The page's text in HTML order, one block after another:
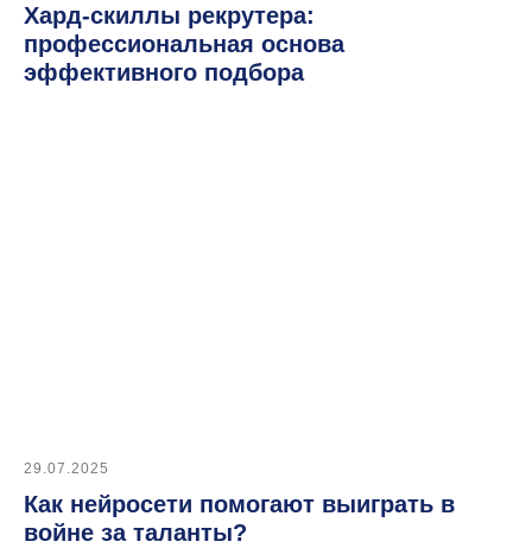
Хард-скиллы рекрутера:
профессиональная основа
эффективного подбора
29.07.2025
Как нейросети помогают выиграть в
войне за таланты?
Функции и возможности
Конференция e-staff
Тарифы